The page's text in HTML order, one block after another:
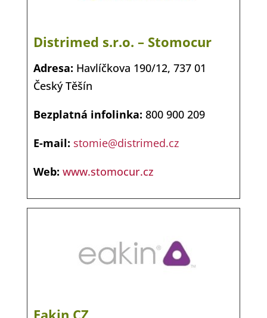
Distrimed s.r.o. – Stomocur
Adresa: Havlíčkova 190/12, 737 01
Český Těšín
Bezplatná infolinka: 800 900 209
E-mail: stomie@distrimed.cz
Web: www.stomocur.cz